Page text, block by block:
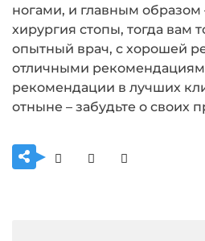
ногами, и главным образом
хирургия стопы, тогда вам
опытный врач, с хорошей
отличными
рекомендации в лучших
отныне – забудьте о своих